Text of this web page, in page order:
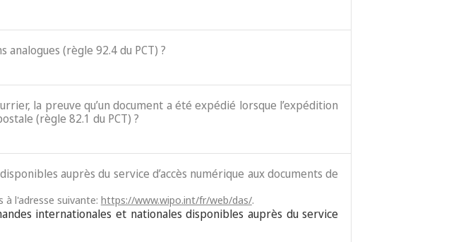
(règle 92.4 du PCT) ?
la preuve qu’un document a été expédié lorsque l’expédition
(règle 82.1 du PCT) ?
auprès du service d’accès numérique aux documents de
à l'adresse suivante: https://www.wipo.int/fr/web/das/.
internationales et nationales disponibles auprès du service